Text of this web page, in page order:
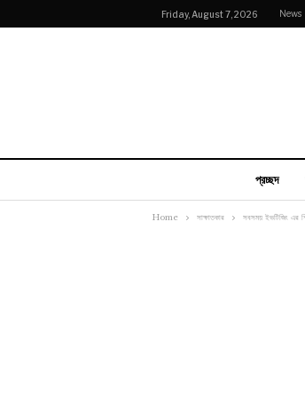
Friday, August 7, 2026 News
প্রচ্ছদ
Home সাক্ষাতকার সবসময় ইভটিজিং এর